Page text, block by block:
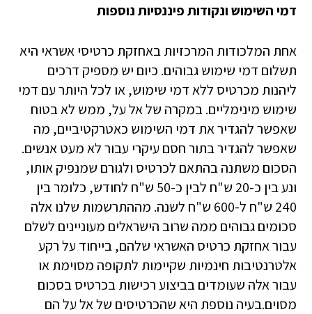
דמי השימוש ונקודות פיננסיות נוספות
אחת המלכודות המרכזיות באחזקת כרטיסי אשראי היא
תשלום דמי שימוש גבוהים. כיום יש מספיק דרכים
ליהנות מכרטיס ללא דמי שימוש, או לכל היותר עם דמי
שימוש מינימליים. במקרה של אל על, ממש לא בטוח
שאפשר להגדיר את דמי השימוש כאטרקטיביים, מה
שאפשר להגדיר בתור חסם עיקרי עבור לא מעט אנשים.
הסכום משתנה בהתאם לכרטיס ולגורם שמנפיק אותו,
ונע בין כ-20 ש"ח לבין כ-50 ש"ח לחודש, כלומר בין
240 ש"ח ל-600 ש"ח לשנה. מההתרשמות שלנו אלה
סכומים גבוהים ממה שרוב הישראלים מעוניינים לשלם
עבור אחזקת כרטיס האשראי שלהם, בייחוד על רקע
אלטרנטיבות חינמיות שקיימות לתקופה מסוימת או
עבור אלה שעומדים בביצוע רכישות בכרטיס בסכום
מסוים.בעיה נוספת היא שהכרטיסים של אל על הם